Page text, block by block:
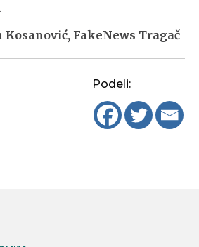
Kosanović, FakeNews Tragač
Podeli: